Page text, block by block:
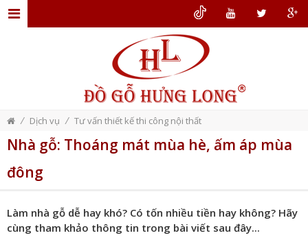
ĐỒ
GỖ
NỘI
THIẾT
/ Dịch vụ / Tư vấn thiết kế thi công nội thất
Nhà gỗ: Thoáng mát mùa hè, ấm áp mùa
đông
Làm nhà gỗ dễ hay khó? Có tốn nhiều tiền hay không? Hãy
cùng tham khảo thông tin trong bài viết sau đây...